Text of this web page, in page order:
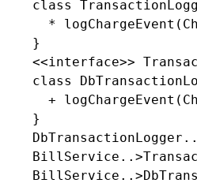
class
*
    }
<<interface>>
class
+
    }
DbTransactionLogger..|>	TransactionLogger: